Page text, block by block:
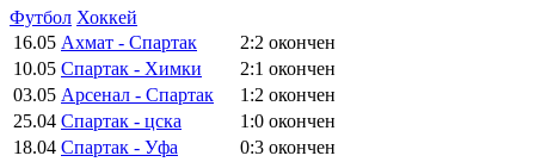
Футбол Хоккей
16.05 Ахмат - Спартак 2:2 окончен
10.05 Спартак - Химки 2:1 окончен
03.05 Арсенал - Спартак 1:2 окончен
25.04 Спартак - цска 1:0 окончен
18.04 Спартак - Уфа 0:3 окончен